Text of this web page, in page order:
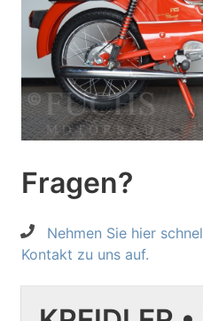
Fragen?
Nehmen Sie hier
Kontakt zu uns auf.